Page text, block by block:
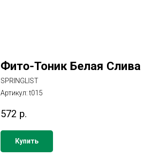
Фито-Тоник Белая Слива
SPRINGLIST
Артикул:t015
572 р.
Купить